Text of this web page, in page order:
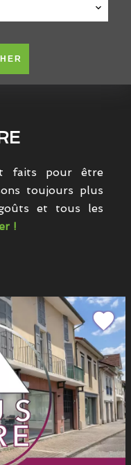
faits pour être
toujours plus
et tous les
!